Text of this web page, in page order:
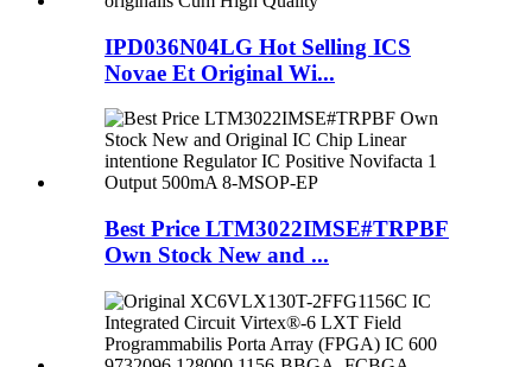
IPD036N04LG Hot Selling ICS
Novae Et Original Wi...
Best Price LTM3022IMSE#TRPBF
Own Stock New and ...